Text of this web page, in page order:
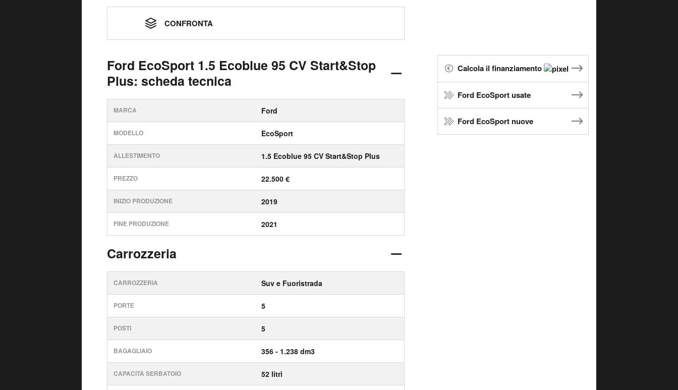
CONFRONTA
Ford EcoSport 1.5 Ecoblue 95 CV Start&Stop
Plus: scheda tecnica
MARCA Ford
MODELLO EcoSport
ALLESTIMENTO 1.5 Ecoblue 95 CV Start&Stop Plus
PREZZO 22.500 €
INIZIO PRODUZIONE 2019
FINE PRODUZIONE 2021
Carrozzeria
CARROZZERIA Suv e Fuoristrada
PORTE 5
POSTI 5
BAGAGLIAIO 356 - 1.238 dm3
CAPACITÀ SERBATOIO 52 litri
Calcola il finanziamento
Ford EcoSport usate
Ford EcoSport nuove